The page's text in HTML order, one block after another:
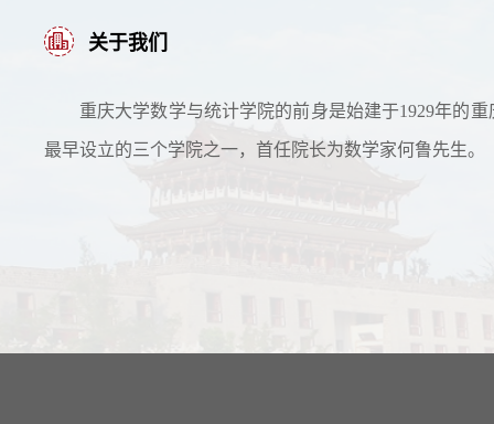
关于我们
重庆大学数学与统计学院的前身是始建于1929年的
最早设立的三个学院之一，首任院长为数学家何鲁先生。